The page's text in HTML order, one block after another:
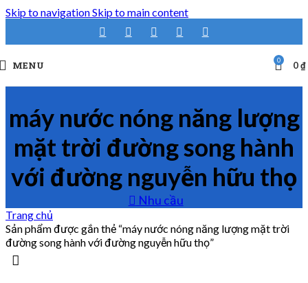
Skip to navigationSkip to main content
MENU 0 0₫
máy nước nóng năng lượng
mặt trời đường song hành
với đường nguyễn hữu thọ
Nhu cầu
Trang chủ
Sản phẩm được gắn thẻ “máy nước nóng năng lượng mặt trời
đường song hành với đường nguyễn hữu thọ”